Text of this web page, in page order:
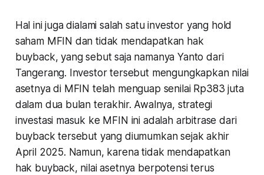
Hal ini juga dialami salah satu investor yang hold
saham MFIN dan tidak mendapatkan hak
buyback, yang sebut saja namanya Yanto dari
Tangerang. Investor tersebut mengungkapkan nilai
asetnya di MFIN telah menguap senilai Rp383 juta
dalam dua bulan terakhir. Awalnya, strategi
investasi masuk ke MFIN ini adalah arbitrase dari
buyback tersebut yang diumumkan sejak akhir
April 2025. Namun, karena tidak mendapatkan
hak buyback, nilai asetnya berpotensi terus